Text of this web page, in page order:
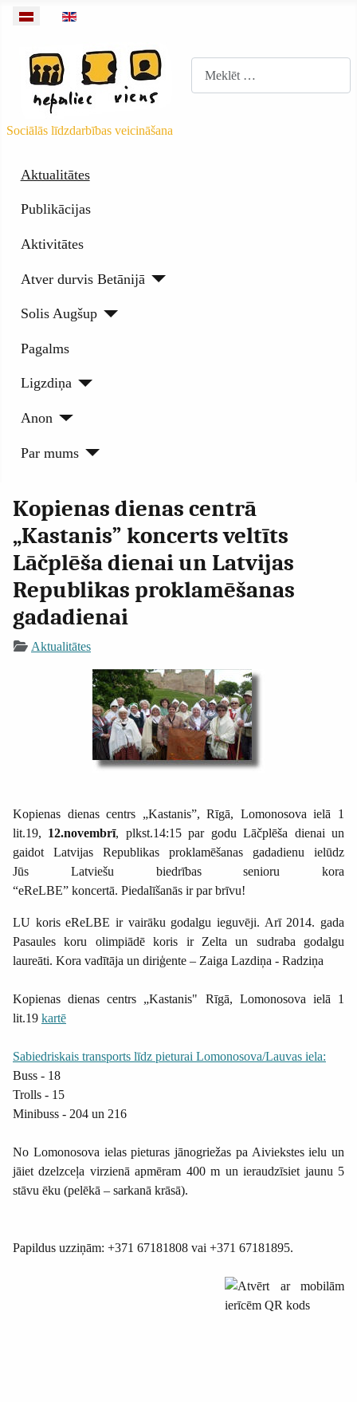
Izvēlieties valodu
Sociālās līdzdarbības veicināšana
Aktualitātes
Publikācijas
Aktivitātes
Atver durvis Betānijā
Solis Augšup
Pagalms
Ligzdiņa
Anon
Par mums
Kopienas dienas centrā
„Kastanis” koncerts veltīts
Lāčplēša dienai un Latvijas
Republikas proklamēšanas
gadadienai
Aktualitātes
Kopienas dienas centrs „Kastanis”, Rīgā, Lomonosova ielā 1
lit.19, 12.novembrī, plkst.14:15par godu Lāčplēša dienai un
gaidot Latvijas Republikas proklamēšanas gadadienu ielūdz
Jūs
Latviešu biedrības senioru kora
“eReLBE” koncertā. Piedalīšanās ir par brīvu!
LU koris eReLBE ir vairāku godalgu ieguvēji. Arī 2014. gada
Pasaules koru olimpiādē koris ir Zelta un sudraba godalgu
laureāti. Kora vadītāja un diriģente – Zaiga Lazdiņa - Radziņa
Kopienas dienas centrs „Kastanis" Rīgā, Lomonosova ielā 1
lit.19 kartē
Sabiedriskais transports līdz pieturai Lomonosova/Lauvas iela:
Buss - 18
Trolls - 15
Minibuss - 204 un 216
No Lomonosova ielas pieturas jānogriežas pa Aiviekstes ielu un
jāiet dzelzceļa virzienā apmēram 400 m un ieraudzīsiet jaunu 5
stāvu ēku (pelēkā – sarkanā krāsā).
Papildus uzziņām: +371 67181808 vai +371 67181895.